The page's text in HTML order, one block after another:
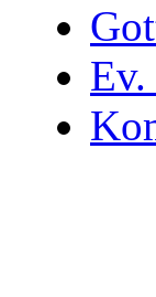
Ev.